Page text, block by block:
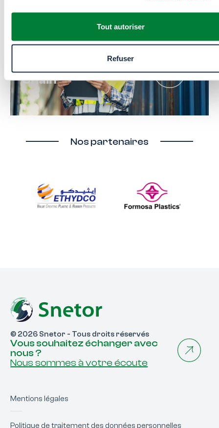
Tout autoriser
Refuser
Découvrez notreSupply
Chain
Nos partenaires
© 2026 Snetor - Tous droits réservés
Vous souhaitez échanger avec
nous ?
Nous sommes à votre écoute
Mentions légales
Politique de traitement des données personnelles